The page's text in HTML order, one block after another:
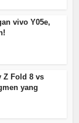
vivo Y05e,
Z Fold 8 vs
yang